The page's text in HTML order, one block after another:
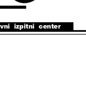
izpitni  center